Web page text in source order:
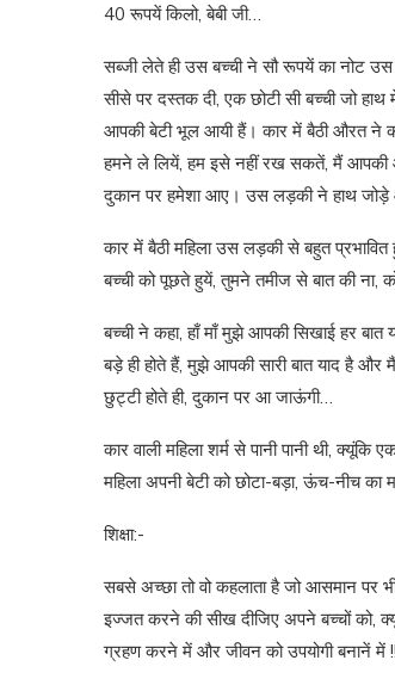
40 रूपयें किलो, बेबी जी…
सब्जी लेते ही उस बच्ची ने सौ रूपयें का नोट
सीसे पर दस्तक दी, एक छोटी सी बच्ची जो
आपकी बेटी भूल आयी हैं। कार में बैठी औरत ने
हमने ले लियें, हम इसे नहीं रख सकतें, मैं आपकी
दुकान पर हमेशा आए। उस लड़की ने हाथ जोड़े
कार में बैठी महिला उस लड़की से बहुत
बच्ची को पूछते हुयें, तुमने तमीज से बात की ना,
बच्ची ने कहा, हाँ माँ मुझे आपकी सिखाई हर
बड़े ही होते हैं, मुझे आपकी सारी बात याद है
छुट्टी होते ही, दुकान पर आ जाऊंगी…
कार वाली महिला शर्म से पानी पानी थी,
महिला अपनी बेटी को छोटा-बड़ा, ऊंच-नीच का
शिक्षा:-
सबसे अच्छा तो वो कहलाता है जो आसमान पर
इज्जत करने की सीख दीजिए अपने बच्चों को,
ग्रहण करने में और जीवन को उपयोगी बनानें में !!